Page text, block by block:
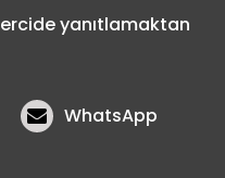
yanıtlamaktan
WhatsApp